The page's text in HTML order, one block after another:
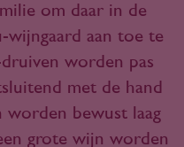
om daar in de
aan toe te
worden pas
met de hand
worden bewust laag
grote wijn worden